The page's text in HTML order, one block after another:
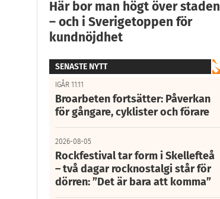
Här bor man högt över staden
– och i Sverigetoppen för
kundnöjdhet
SENASTE NYTT
IGÅR 11:11
Broarbeten fortsätter: Påverkan
för gångare, cyklister och förare
2026-08-05
Rockfestival tar form i Skellefteå
– två dagar rocknostalgi står för
dörren: ”Det är bara att komma”